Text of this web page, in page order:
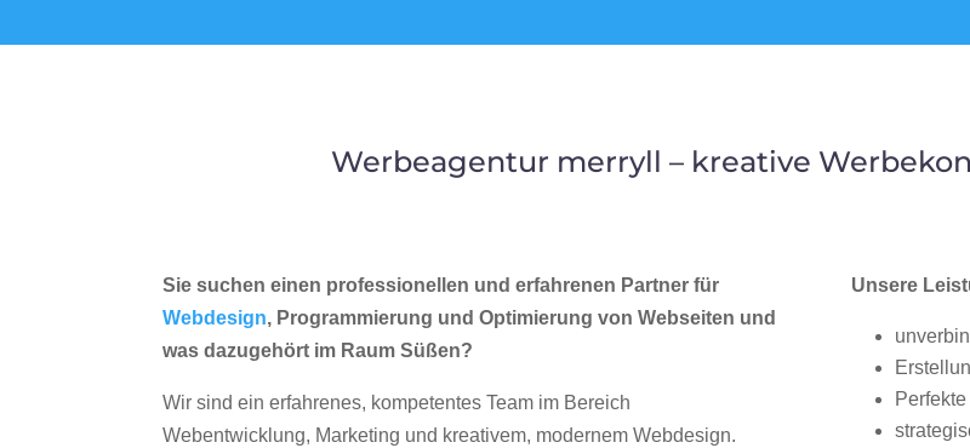
Werbeagentur merryll – kreative
Sie suchen einen professionellen und erfahrenen Partner für
Webdesign, Programmierung und Optimierung von Webseiten und
was dazugehört im Raum Süßen?
Wir sind ein erfahrenes, kompetentes Team im Bereich
Webentwicklung, Marketing und kreativem, modernem Webdesign.
Unsere